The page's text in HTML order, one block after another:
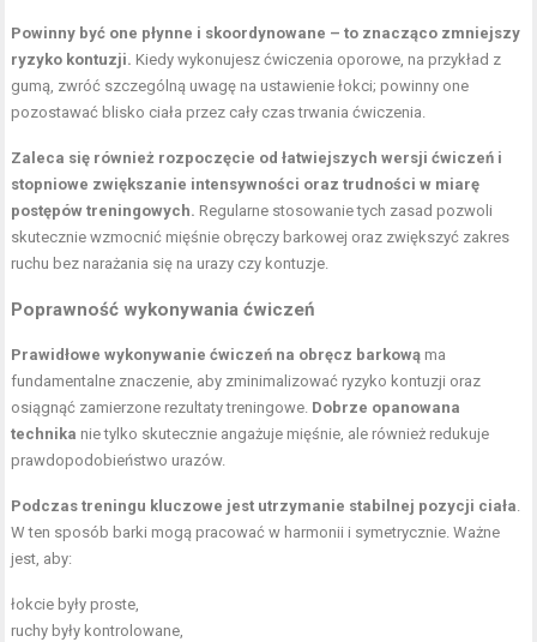
Powinny być one płynne i skoordynowane – to znacząco zmniejszy
ryzyko kontuzji. Kiedy wykonujesz ćwiczenia oporowe, na przykład z
gumą, zwróć szczególną uwagę na ustawienie łokci; powinny one
pozostawać blisko ciała przez cały czas trwania ćwiczenia.
Zaleca się również rozpoczęcie od łatwiejszych wersji ćwiczeń i
stopniowe zwiększanie intensywności oraz trudności w miarę
postępów treningowych. Regularne stosowanie tych zasad pozwoli
skutecznie wzmocnić mięśnie obręczy barkowej oraz zwiększyć zakres
ruchu bez narażania się na urazy czy kontuzje.
Poprawność wykonywania ćwiczeń
Prawidłowe wykonywanie ćwiczeń na obręcz barkową ma
fundamentalne znaczenie, aby zminimalizować ryzyko kontuzji oraz
osiągnąć zamierzone rezultaty treningowe. Dobrze opanowana
technika nie tylko skutecznie angażuje mięśnie, ale również redukuje
prawdopodobieństwo urazów.
Podczas treningu kluczowe jest utrzymanie stabilnej pozycji ciała.
W ten sposób barki mogą pracować w harmonii i symetrycznie. Ważne
jest, aby:
łokcie były proste,
ruchy były kontrolowane,